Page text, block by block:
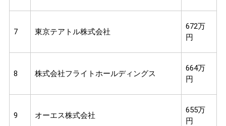
7 東京テアトル株式会社
672万
円
8 株式会社フライトホールディングス
664万
円
9 オーエス株式会社
655万
円